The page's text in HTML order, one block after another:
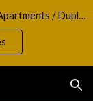
Skip to navigation
1, 2, 3, 4 & 5 BHK Flats / Homes / Residences / Apartments / Duplex / RowHouse / Bungalow, Shops, Showrooms & Retail Spaces Office / Commercial Spaces